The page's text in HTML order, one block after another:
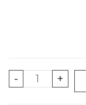
-
quantité
+